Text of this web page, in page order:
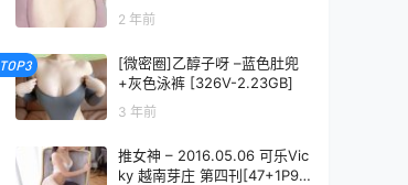
2 年前
TOP3
[微密圈]乙醇子呀 –蓝色肚兜
+灰色泳裤 [326V-2.23GB]
3 年前
推女神 – 2016.05.06 可乐Vic
ky 越南芽庄 第四刊[47+1P99